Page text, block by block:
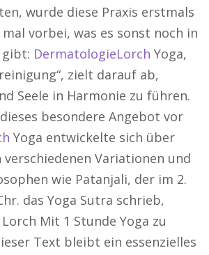
wurde diese Praxis erstmals
vorbei, was es sonst noch in
DermatologieLorch Yoga,
zielt darauf ab,
Seele in Harmonie zu führen.
besondere Angebot vor
Yoga entwickelte sich über
verschiedenen Variationen und
wie Patanjali, der im 2.
das Yoga Sutra schrieb,
Mit 1 Stunde Yoga zu
Text bleibt ein essenzielles